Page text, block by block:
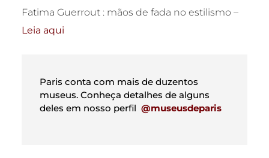
Fatima Guerrout : mãos de fada no estilismo –
Leia aqui
Paris conta com mais de duzentos
museus. Conheça detalhes de alguns
deles em nosso perfil@museusdeparis